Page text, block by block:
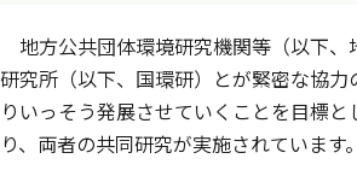
地方公共団体環境研究機関等（以下、
研究所（以下、国環研）とが緊密な協力
りいっそう発展させていくことを目標と
り、両者の共同研究が実施されています。